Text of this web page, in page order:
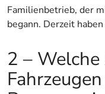
Familienbetrieb, der
begann. Derzeit
2 –